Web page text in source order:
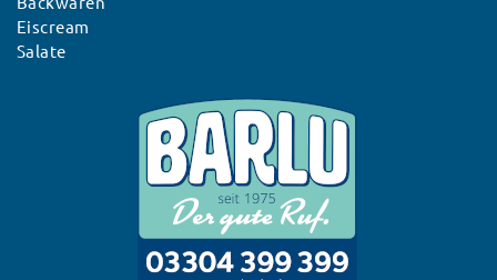
Eiscream
Salate